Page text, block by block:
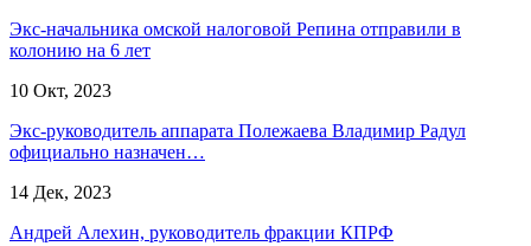
Экс-начальника омской налоговой Репина отправили в
колонию на 6 лет
10 Окт, 2023
Экс-руководитель аппарата Полежаева Владимир Радул
официально назначен…
14 Дек, 2023
Андрей Алехин, руководитель фракции КПРФ